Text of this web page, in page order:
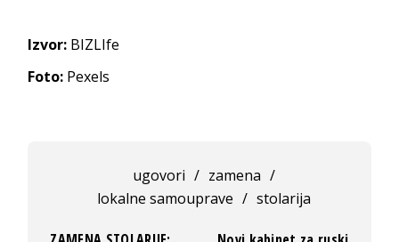
Izvor: BIZLIfe
Foto: Pexels
ugovori / zamena /
lokalne samouprave / stolarija